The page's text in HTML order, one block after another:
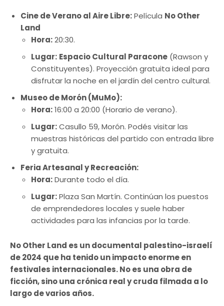
Cine de Verano al Aire Libre:Película No Other
Land
Hora:20:30.
Lugar: Espacio Cultural Paracone (Rawson y
Constituyentes). Proyección gratuita ideal para
disfrutar la noche en el jardín del centro cultural.
Museo de Morón (MuMo):
Hora:16:00 a 20:00 (Horario de verano).
Lugar:Casullo 59, Morón. Podés visitar las
muestras históricas del partido con entrada libre
y gratuita.
Feria Artesanal y Recreación:
Hora:Durante todo el día.
Lugar:Plaza San Martín. Continúan los puestos
de emprendedores locales y suele haber
actividades para las infancias por la tarde.
No Other Land es un documental palestino-israelí
de 2024 que ha tenido un impacto enorme en
festivales internacionales. No es una obra de
ficción, sino una crónica real y cruda filmada a lo
largo de varios años.